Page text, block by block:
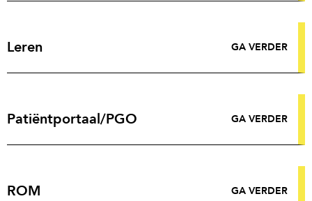
Leren GA VERDER
Patiëntportaal/PGO GA VERDER
ROM GA VERDER